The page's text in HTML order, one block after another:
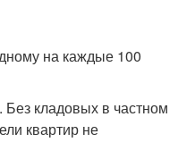
на каждые 100
кладовых в частном
квартир не